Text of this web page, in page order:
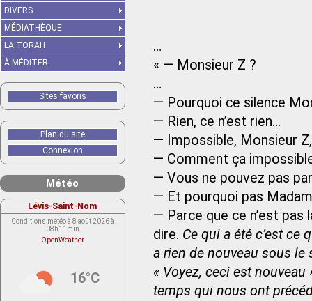
…
« — Monsieur Z ?
…
— Pourquoi ce silence
— Rien, ce n’est rien…
— Impossible, Monsieur
— Comment ça
— Vous ne pouvez pas
— Et pourquoi pas
— Parce que ce n’est pas
dire. Ce qui a été c’est ce
a rien de nouveau sous
« Voyez, ceci est
temps qui nous ont
DIVERS
MÉDIATHÈQUE
LA TORAH
À MÉDITER
Sites favoris
Plan du site
Connexion
Météo
Lévis-Saint-Nom
Conditions météo à 8 août 2026 à
08h11min
OpenWeather
16°C